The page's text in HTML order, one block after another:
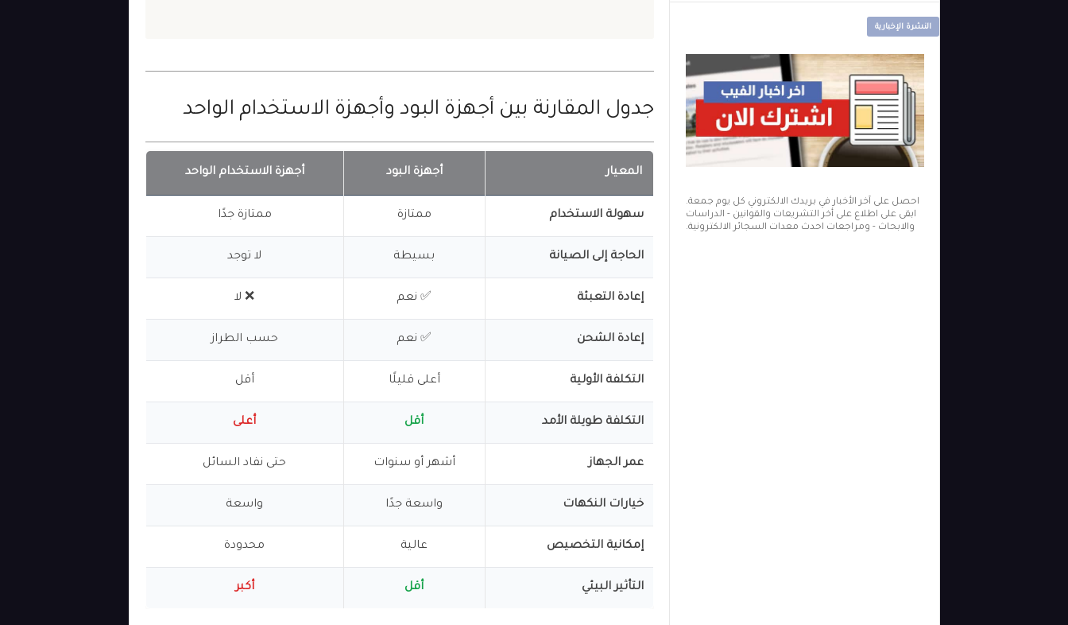
جدول المقارنة بين أجهزة البود وأجهزة الاستخدام الواحد
المعيار أجهزة البود أجهزة الاستخدام الواحد
سهولة الاستخدام ممتازة ممتازة جدًا
الحاجة إلى الصيانة بسيطة لا توجد
إعادة التعبئة ✅ نعم ❌ لا
إعادة الشحن ✅ نعم حسب الطراز
التكلفة الأولية أعلى قليلًا أقل
التكلفة طويلة الأمد أقل أعلى
عمر الجهاز أشهر أو سنوات حتى نفاد السائل
خيارات النكهات واسعة جدًا واسعة
إمكانية التخصيص عالية محدودة
التأثير البيئي أقل أكبر
النشرة الإخبارية
احصل على آخر الأخبار في بريدك الالكتروني كل يوم جمعة.
ابقى على اطلاع على أخر التشريعات والقوانين - الدراسات
والابحاث - ومراجعات احدث معدات السجائر الالكترونية.